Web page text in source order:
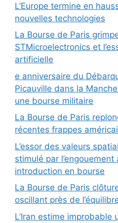
L’Europe termine en
nouvelles technologies
La Bourse de Paris
STMicroelectronics et
artificielle
e anniversaire du
Picauville dans la
une bourse militaire
La Bourse de Paris
récentes frappes
L’essor des valeurs
stimulé par
introduction en bourse
La Bourse de Paris
oscillant près de
L’Iran estime